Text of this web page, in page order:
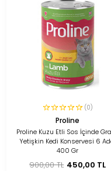
(0)
Proline
Proline Kuzu Etli Sos İçinde
Yetişkin Kedi Konservesi 6
400 Gr
900,00 TL 450,00 TL